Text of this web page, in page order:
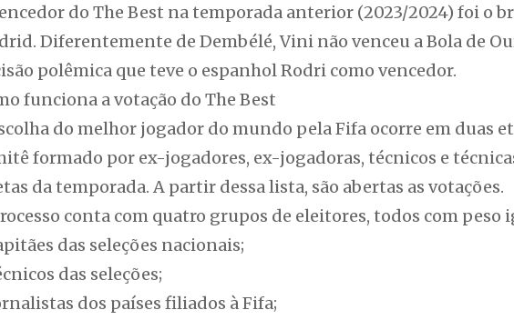
do The Best na temporada anterior (2023/2024) foi o
Diferentemente de Dembélé, Vini não venceu a Bola de
polêmica que teve o espanhol Rodri como vencedor.
funciona a votação do The Best
do melhor jogador do mundo pela Fifa ocorre em duas
formado por ex-jogadores, ex-jogadoras, técnicos e
da temporada. A partir dessa lista, são abertas as votações.
conta com quatro grupos de eleitores, todos com peso
das seleções nacionais;
das seleções;
dos países filiados à Fifa;